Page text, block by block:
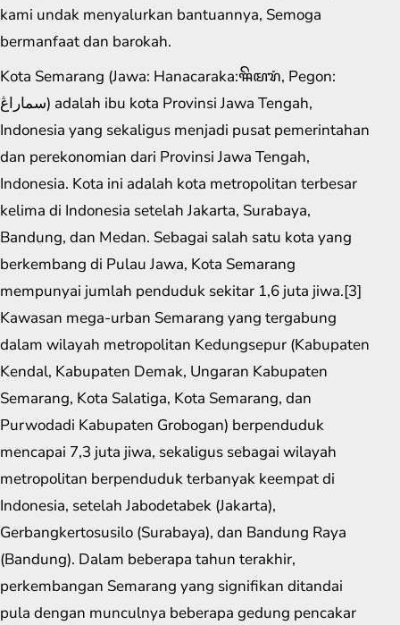
kami undak menyalurkan bantuannya, Semoga
bermanfaat dan barokah.
Kota Semarang (Jawa: Hanacaraka:ꦯꦼꦩꦫꦁ​, Pegon:
سماراڠ) adalah ibu kota Provinsi Jawa Tengah,
Indonesia yang sekaligus menjadi pusat pemerintahan
dan perekonomian dari Provinsi Jawa Tengah,
Indonesia. Kota ini adalah kota metropolitan terbesar
kelima di Indonesia setelah Jakarta, Surabaya,
Bandung, dan Medan. Sebagai salah satu kota yang
berkembang di Pulau Jawa, Kota Semarang
mempunyai jumlah penduduk sekitar 1,6 juta jiwa.[3]
Kawasan mega-urban Semarang yang tergabung
dalam wilayah metropolitan Kedungsepur (Kabupaten
Kendal, Kabupaten Demak, Ungaran Kabupaten
Semarang, Kota Salatiga, Kota Semarang, dan
Purwodadi Kabupaten Grobogan) berpenduduk
mencapai 7,3 juta jiwa, sekaligus sebagai wilayah
metropolitan berpenduduk terbanyak keempat di
Indonesia, setelah Jabodetabek (Jakarta),
Gerbangkertosusilo (Surabaya), dan Bandung Raya
(Bandung). Dalam beberapa tahun terakhir,
perkembangan Semarang yang signifikan ditandai
pula dengan munculnya beberapa gedung pencakar